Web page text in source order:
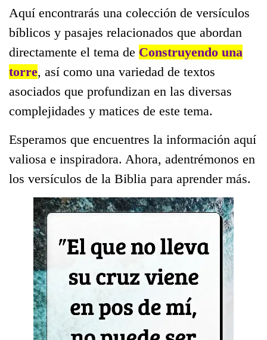
Aquí encontrarás una colección de versículos
bíblicos y pasajes relacionados que abordan
directamente el tema de Construyendo una
torre, así como una variedad de textos
asociados que profundizan en las diversas
complejidades y matices de este tema.
Esperamos que encuentres la información aquí
valiosa e inspiradora. Ahora, adentrémonos en
los versículos de la Biblia para aprender más.